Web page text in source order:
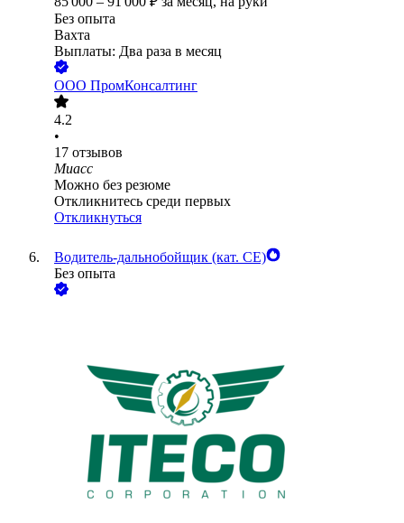
Без опыта
Вахта
Выплаты: Два раза в месяц
ООО ПромКонсалтинг
4.2
•
17 отзывов
Миасс
Можно без резюме
Откликнитесь среди первых
Откликнуться
Водитель-дальнобойщик (кат. CE)
Без опыта